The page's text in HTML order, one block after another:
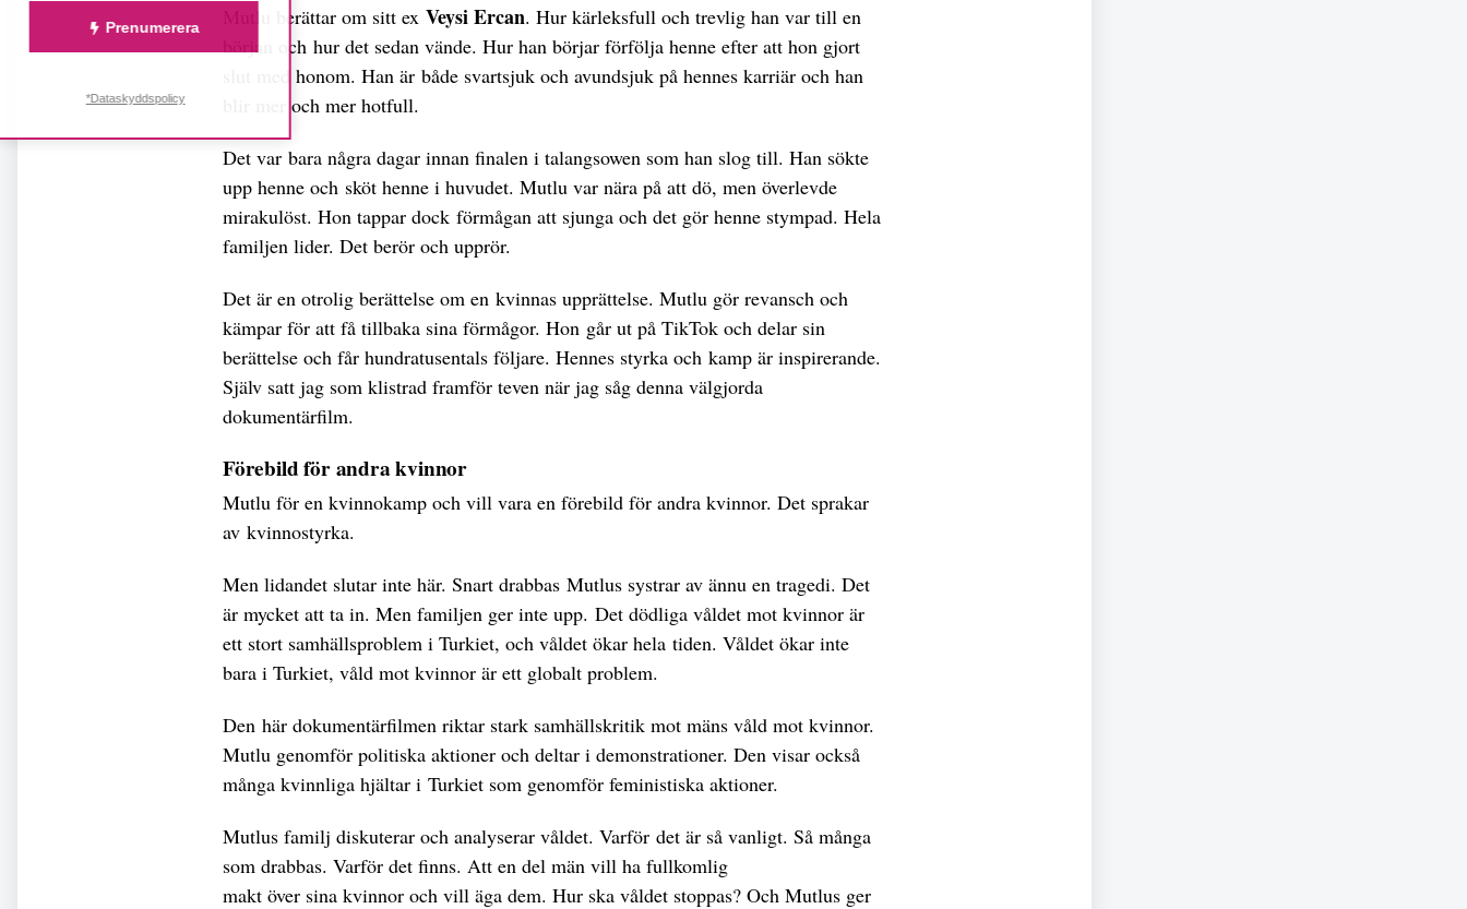
Mutlu berättar om sitt ex Veysi Ercan. Hur kärleksfull och trevlig han var till en
början och hur det sedan vände. Hur han börjar förfölja henne efter att hon gjort
slut med honom. Han är både svartsjuk och avundsjuk på hennes karriär och han
blir mer och mer hotfull.
Det var bara några dagar innan finalen i talangsowen som han slog till. Han sökte
upp henne och sköt henne i huvudet. Mutlu var nära på att dö, men överlevde
mirakulöst. Hon tappar dock förmågan att sjunga och det gör henne stympad. Hela
familjen lider. Det berör och upprör.
Det är en otrolig berättelse om en kvinnas upprättelse. Mutlu gör revansch och
kämpar för att få tillbaka sina förmågor. Hon går ut på TikTok och delar sin
berättelse och får hundratusentals följare. Hennes styrka och kamp är inspirerande.
Själv satt jag som klistrad framför teven när jag såg denna välgjorda
dokumentärfilm.
Förebild för andra kvinnor
Mutlu för en kvinnokamp och vill vara en förebild för andra kvinnor. Det sprakar
av kvinnostyrka.
Men lidandet slutar inte här. Snart drabbas Mutlus systrar av ännu en tragedi. Det
är mycket att ta in. Men familjen ger inte upp. Det dödliga våldet mot kvinnor är
ett stort samhällsproblem i Turkiet, och våldet ökar hela tiden. Våldet ökar inte
bara i Turkiet, våld mot kvinnor är ett globalt problem.
Den här dokumentärfilmen riktar stark samhällskritik mot mäns våld mot kvinnor.
Mutlu genomför politiska aktioner och deltar i demonstrationer. Den visar också
många kvinnliga hjältar i Turkiet som genomför feministiska aktioner.
Mutlus familj diskuterar och analyserar våldet. Varför det är så vanligt. Så många
som drabbas. Varför det finns. Att en del män vill ha fullkomlig
makt över sina kvinnor och vill äga dem. Hur ska våldet stoppas? Och Mutlus ger
Prenumerera
*Dataskyddspolicy